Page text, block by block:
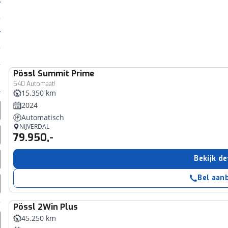
Pössl Summit Prime
540 Automaat!
15.350 km
2024
Automatisch
NIJVERDAL
79.950,-
Bekijk
Bel
Pössl 2Win Plus
45.250 km